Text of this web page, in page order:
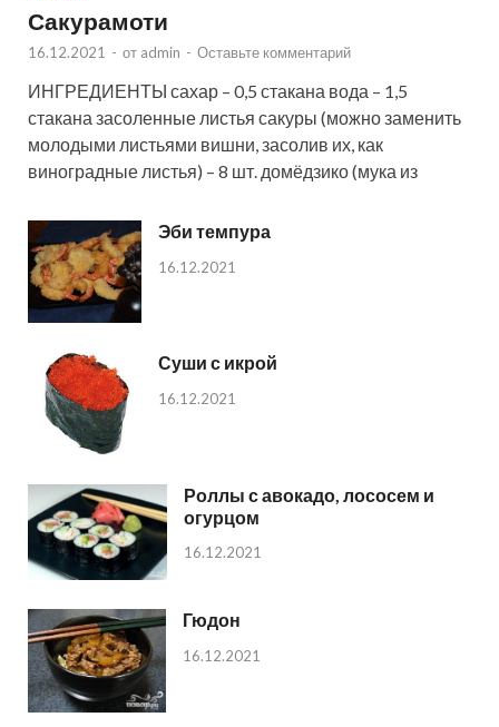
Сакурамоти
16.12.2021 - от admin - Оставьте комментарий
ИНГРЕДИЕНТЫ сахар – 0,5 стакана вода – 1,5
стакана засоленные листья сакуры (можно заменить
молодыми листьями вишни, засолив их, как
виноградные листья) – 8 шт. домёдзико (мука из
Эби темпура
16.12.2021
Суши с икрой
16.12.2021
Роллы с авокадо, лососем и
огурцом
16.12.2021
Гюдон
16.12.2021